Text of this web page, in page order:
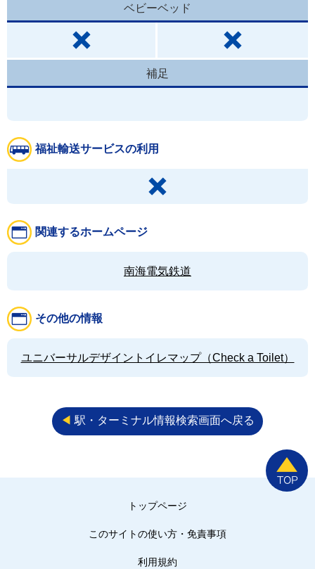
ベビーベッド
補足
福祉輸送サービスの利用
関連するホームページ
南海電気鉄道
その他の情報
ユニバーサルデザイントイレマップ（Check a Toilet）
◀︎ 駅・ターミナル情報検索画面へ戻る
トップページ
このサイトの使い方・免責事項
利用規約